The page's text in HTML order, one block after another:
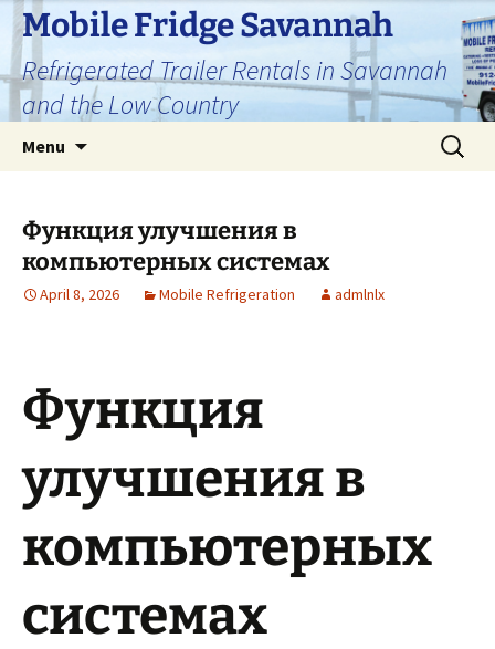
Skip
content
Mobile Fridge Savannah
Refrigerated Trailer Rentals in Savannah
and the Low Country
Menu
Search
for:
Функция улучшения в
компьютерных системах
April 8, 2026 Mobile Refrigeration admlnlx
Функция
улучшения в
компьютерных
системах